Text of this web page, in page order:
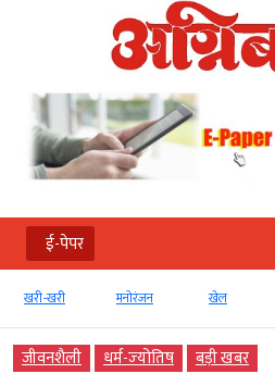
ई-पेपर
खरी-खरी मनोरंजन खेल
जीवनशैली धर्म-ज्‍योतिष बड़ी खबर